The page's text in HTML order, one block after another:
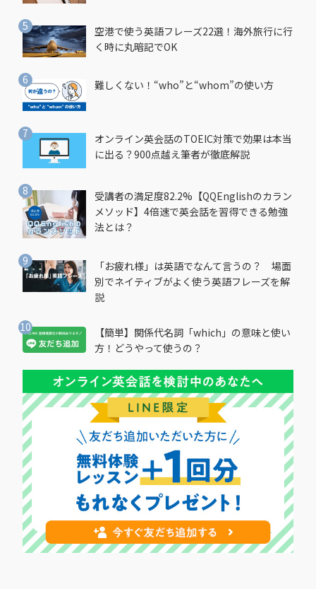
空港で使う英語フレーズ22選！海外旅行に行
く時に丸暗記でOK
難しくない！“who”と“whom”の使い方
オンライン英会話のTOEIC対策で効果は本当
に出る？900点越え筆者が徹底解説
受講者の満足度82.2%【QQEnglishのカラン
メソッド】4倍速で英会話を習得できる勉強
法とは？
「お疲れ様」は英語でなんて言うの？ 場面
別でネイティブがよく使う英語フレーズを解
説
【簡単】関係代名詞「which」の意味と使い
方！どうやって使うの？